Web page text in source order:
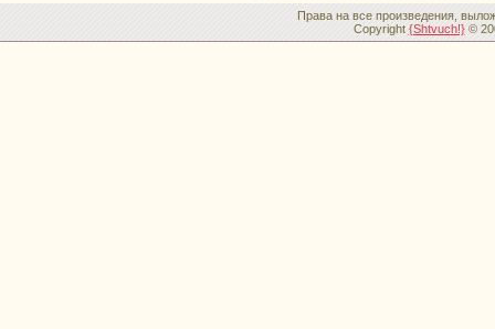
Права на все произведения,
Copyright {Shtvuch!}©